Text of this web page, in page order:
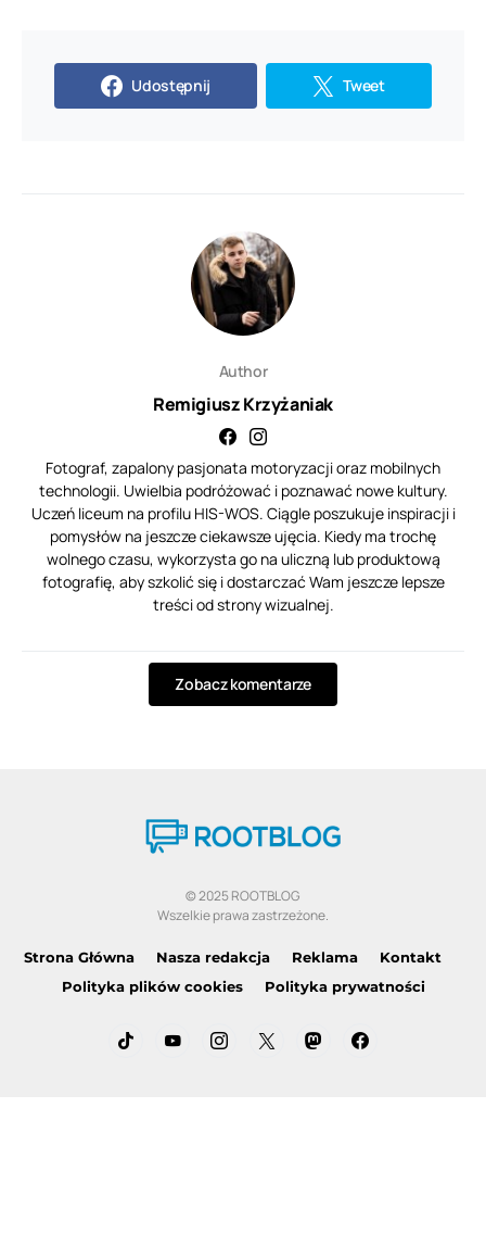
Udostępnij Tweet
Author
Remigiusz Krzyżaniak
Fotograf, zapalony pasjonata motoryzacji oraz mobilnych
technologii. Uwielbia podróżować i poznawać nowe kultury.
Uczeń liceum na profilu HIS-WOS. Ciągle poszukuje inspiracji i
pomysłów na jeszcze ciekawsze ujęcia. Kiedy ma trochę
wolnego czasu, wykorzysta go na uliczną lub produktową
fotografię, aby szkolić się i dostarczać Wam jeszcze lepsze
treści od strony wizualnej.
Zobacz komentarze
© 2025 ROOTBLOG
Wszelkie prawa zastrzeżone.
Strona Główna Nasza redakcja Reklama
Kontakt
Polityka plików cookies
Polityka prywatności